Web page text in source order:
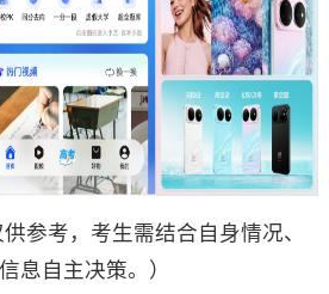
供参考，考生需结合自身情况、
息自主决策。）